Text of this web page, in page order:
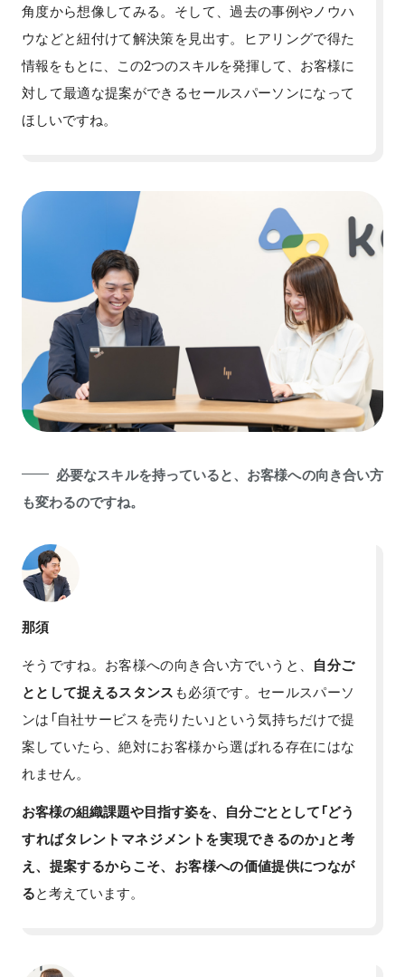
角度から想像してみる。そして、過去の事例やノウハ
ウなどと紐付けて解決策を見出す。ヒアリングで得た
情報をもとに、この2つのスキルを発揮して、お客様に
対して最適な提案ができるセールスパーソンになって
ほしいですね。
必要なスキルを持っていると、お客様への向き合い方
も変わるのですね。
那須
そうですね。お客様への向き合い方でいうと、 自分ご
ととして捉えるスタンス も必須です。セールスパーソ
ンは「自社サービスを売りたい」という気持ちだけで提
案していたら、絶対にお客様から選ばれる存在にはな
れません。
お客様の組織課題や目指す姿を、自分ごととして「どう
すればタレントマネジメントを実現できるのか」と考
え、提案するからこそ、お客様への価値提供につなが
ると考えています。